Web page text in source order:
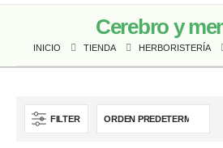
Cerebro y
INICIO TIENDA HERBORISTERÍA
FILTER